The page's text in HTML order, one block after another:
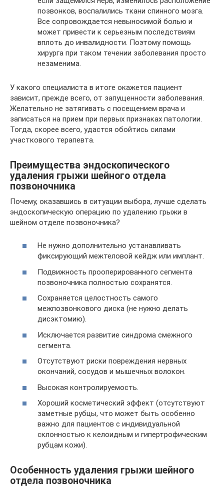
позвонков, воспалились ткани спинного мозга.
Все сопровождается невыносимой болью и
может привести к серьезным последствиям
вплоть до инвалидности. Поэтому помощь
хирурга при таком течении заболевания просто
незаменима.
У какого специалиста в итоге окажется пациент
зависит, прежде всего, от запущенности заболевания.
Желательно не затягивать с посещением врача и
записаться на прием при первых признаках патологии.
Тогда, скорее всего, удастся обойтись силами
участкового терапевта.
Преимущества эндоскопического
удаления грыжи шейного отдела
позвоночника
Почему, оказавшись в ситуации выбора, лучше сделать
эндоскопическую операцию по удалению грыжи в
шейном отделе позвоночника?
Не нужно дополнительно устанавливать
фиксирующий межтеловой кейдж или имплант.
Подвижность прооперированного сегмента
позвоночника полностью сохранятся.
Сохраняется целостность самого
межпозвонкового диска (не нужно делать
дисэктомию).
Исключается развитие синдрома смежного
сегмента.
Отсутствуют риски повреждения нервных
окончаний, сосудов и мышечных волокон.
Высокая контролируемость.
Хороший косметический эффект (отсутствуют
заметные рубцы, что может быть особенно
важно для пациентов с индивидуальной
склонностью к келоидным и гипертрофическим
рубцам кожи).
Особенность удаления грыжи шейного
отдела позвоночника